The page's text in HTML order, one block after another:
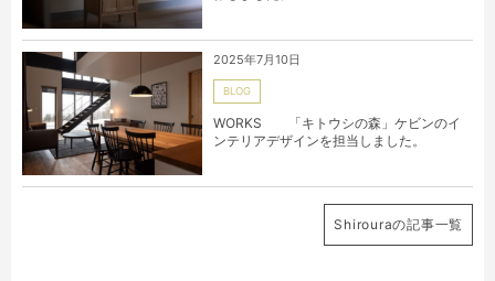
2025年7月10日
BLOG
WORKS 「キトウシの森」ケビンのイ
ンテリアデザインを担当しました。
Shirouraの記事一覧